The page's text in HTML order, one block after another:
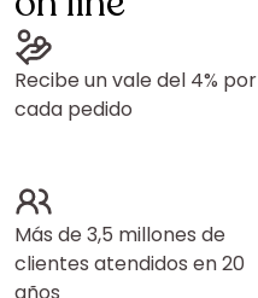
Recibe un vale del 4% por
cada pedido
Más de 3,5 millones de
clientes atendidos en 20